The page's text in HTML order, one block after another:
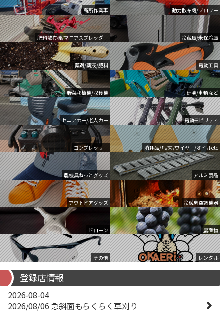
高所作業車 動力散布機/ブロワー
肥料散布機/マニアスプレッダー 冷蔵庫/米保冷庫
薬剤/薬液/肥料 電動工具
野菜移植機/収穫機 建機/車輌など
セニアカー/老人カー 電動モビリティ
コンプレッサー 消耗品/爪/刃/ワイヤー/オイルetc
農機具ねっとグッズ アルミ製品
アウトドアグッズ 冷暖房空調機器
ドローン 農産物
その他 レンタル
登録店情報
2026-08-04
2026/08/06 急斜面もらくらく草刈り